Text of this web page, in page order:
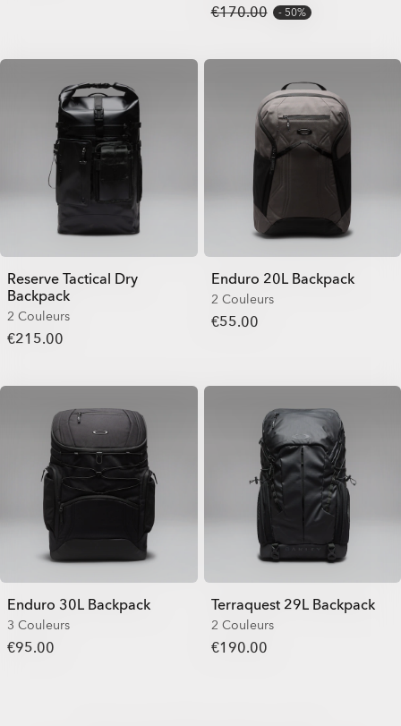
€170.00
50%
Reserve Tactical Dry
Backpack
2 Couleurs
€215.00
Enduro 20L Backpack
2 Couleurs
€55.00
Enduro 30L Backpack
3 Couleurs
€95.00
Terraquest 29L Backpack
2 Couleurs
€190.00